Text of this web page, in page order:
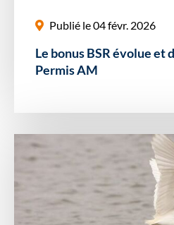
Publié le 04 févr. 2026
Le bonus BSR évolue et
Permis AM